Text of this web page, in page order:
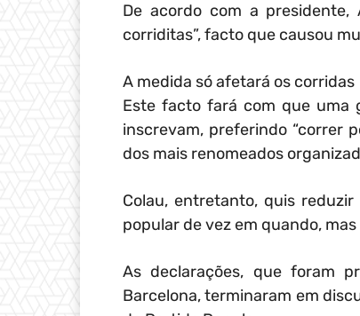
De acordo com a presidente,
corriditas”, facto que causou
A medida só afetará os
Este facto fará com que uma
inscrevam, preferindo “correr
dos mais renomeados
Colau, entretanto, quis
popular de vez em quando,
As declarações, que foram
Barcelona, ​​terminaram em